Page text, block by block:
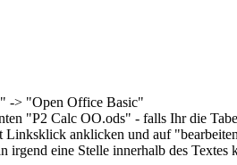
-> "Open Office Basic"
"P2 Calc OO.ods" - falls Ihr die
Linksklick anklicken und auf
irgend eine Stelle innerhalb des